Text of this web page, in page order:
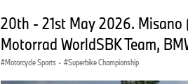
20th - 21st May 2026. Misano
Motorrad WorldSBK Team,
Motorcycle Sports · Superbike Championship